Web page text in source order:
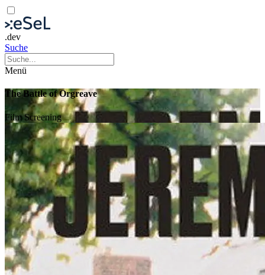
.dev
Suche
Menü
The Battle of Orgreave
FilmScreening